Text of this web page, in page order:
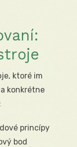
ktoré im
konkrétne
princípy
bod